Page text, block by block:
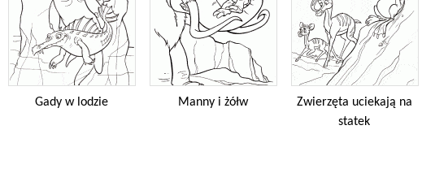
Gady w lodzie Manny i żółw
Zwierzęta uciekają na
statek